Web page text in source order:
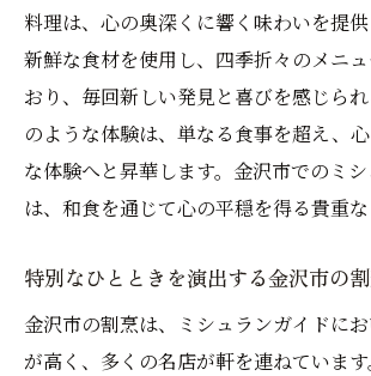
料理は、心の奥深くに響く味わいを提
新鮮な食材を使用し、四季折々のメニ
おり、毎回新しい発見と喜びを感じら
のような体験は、単なる食事を超え、
な体験へと昇華します。金沢市でのミ
は、和食を通じて心の平穏を得る貴重な
特別なひとときを演出する金沢市の
金沢市の割烹は、ミシュランガイドに
が高く、多くの名店が軒を連ねていま